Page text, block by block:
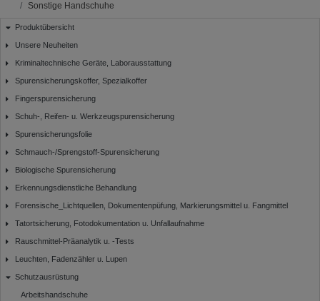
Sonstige Handschuhe
Produktübersicht
Unsere Neuheiten
Kriminaltechnische Geräte, Laborausstattung
Spurensicherungskoffer, Spezialkoffer
Fingerspurensicherung
Schuh-, Reifen- u. Werkzeugspurensicherung
Spurensicherungsfolie
Schmauch-/Sprengstoff-Spurensicherung
Biologische Spurensicherung
Erkennungsdienstliche Behandlung
Forensische_Lichtquellen, Dokumentenpüfung, Markierungsmittel u. Fangmittel
Tatortsicherung, Fotodokumentation u. Unfallaufnahme
Rauschmittel-Präanalytik u. -Tests
Leuchten, Fadenzähler u. Lupen
Schutzausrüstung
Arbeitshandschuhe